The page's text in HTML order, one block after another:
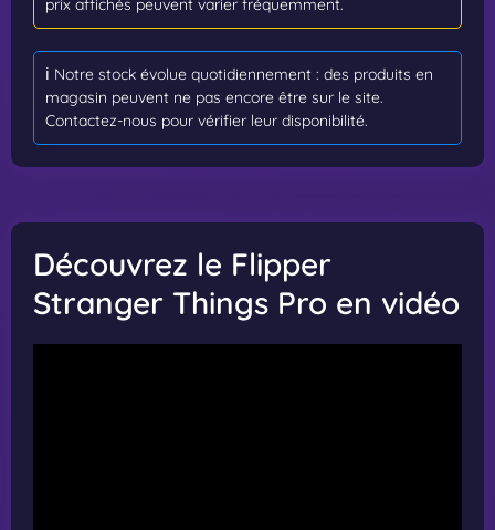
prix affichés peuvent varier fréquemment.
ℹ️ Notre stock évolue quotidiennement : des produits en
magasin peuvent ne pas encore être sur le site.
Contactez-nous pour vérifier leur disponibilité.
Découvrez le Flipper
Stranger Things Pro en vidéo